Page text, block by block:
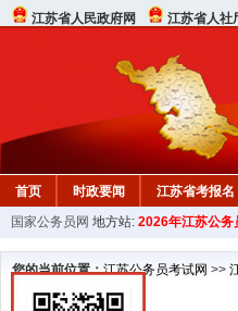
江苏省人民政府网 江苏省人社
首页 时政要闻 江苏省考报名
国家公务员网 地方站: 2026年江苏公务
您的当前位置：江苏公务员考试网 >>